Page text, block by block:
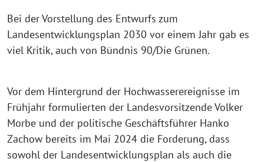
Bei der Vorstellung des Entwurfs zum
Landesentwicklungsplan 2030 vor einem Jahr gab es
viel Kritik, auch von Bündnis 90/Die Grünen.
Vor dem Hintergrund der Hochwasserereignisse im
Frühjahr formulierten der Landesvorsitzende Volker
Morbe und der politische Geschäftsführer Hanko
Zachow bereits im Mai 2024 die Forderung, dass
sowohl der Landesentwicklungsplan als auch die